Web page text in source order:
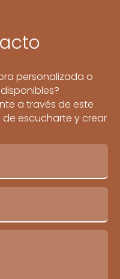
personalizada o
a través de este
escucharte y crear